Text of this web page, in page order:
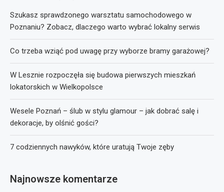
Szukasz sprawdzonego warsztatu samochodowego w
Poznaniu? Zobacz, dlaczego warto wybrać lokalny serwis
Co trzeba wziąć pod uwagę przy wyborze bramy garażowej?
W Lesznie rozpoczęła się budowa pierwszych mieszkań
lokatorskich w Wielkopolsce
Wesele Poznań – ślub w stylu glamour – jak dobrać salę i
dekoracje, by olśnić gości?
7 codziennych nawyków, które uratują Twoje zęby
Najnowsze komentarze